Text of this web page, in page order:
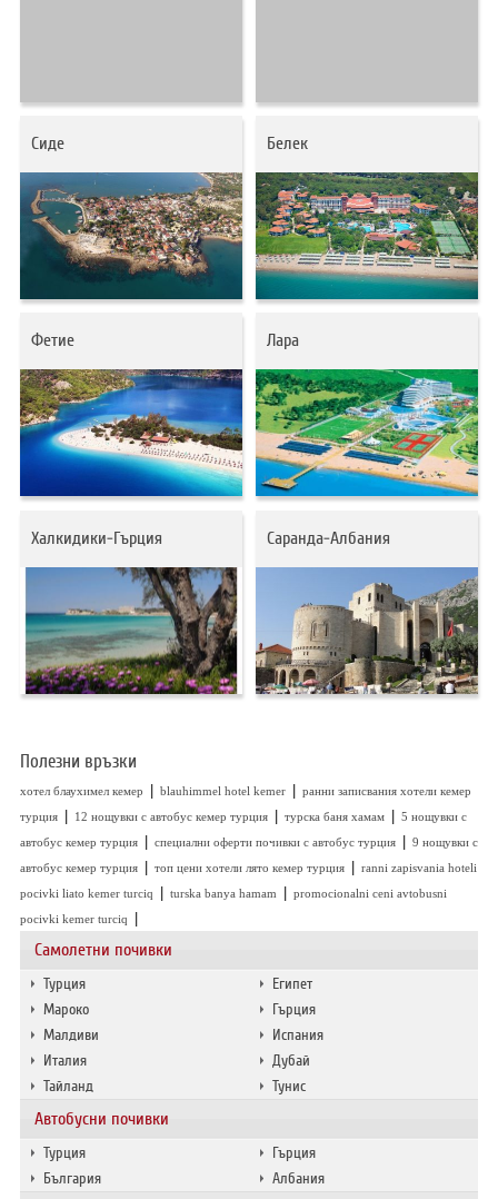
Самолетни почивки
Турция
Египет
Мароко
Гърция
Малдиви
Испания
Италия
Дубай
Тайланд
Тунис
Автобусни почивки
Турция
Гърция
България
Албания
Сиде Белек
Фетие Лара
Халкидики-Гърция Саранда-Албания
Полезни връзки
хотел блаухимел кемер | blauhimmel hotel kemer | ранни записвания хотели кемер
турция | 12 нощувки с автобус кемер турция | турска баня хамам | 5 нощувки с
автобус кемер турция | специални оферти почивки с автобус турция | 9 нощувки с
автобус кемер турция | топ цени хотели лято кемер турция | ranni zapisvania hoteli
pocivki liato kemer turciq
| turska banya hamam | promocionalni ceni avtobusni
pocivki kemer turciq
|